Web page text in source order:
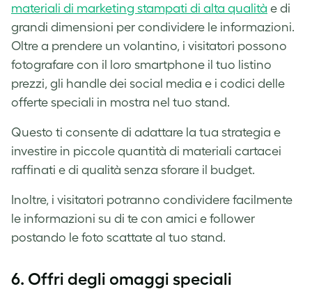
materiali di marketing stampati di alta qualità e di
grandi dimensioni per condividere le informazioni.
Oltre a prendere un volantino, i visitatori possono
fotografare con il loro smartphone il tuo listino
prezzi, gli handle dei social media e i codici delle
offerte speciali in mostra nel tuo stand.
Questo ti consente di adattare la tua strategia e
investire in piccole quantità di materiali cartacei
raffinati e di qualità senza sforare il budget.
Inoltre, i visitatori potranno condividere facilmente
le informazioni su di te con amici e follower
postando le foto scattate al tuo stand.
6. Offri degli omaggi speciali